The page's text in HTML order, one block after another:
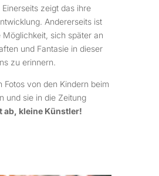
zeigt das ihre
Andererseits ist
Möglichkeit, sich später an
und Fantasie in dieser
zu erinnern.
Fotos von den Kindern beim
und sie in die Zeitung
ab, kleine Künstler!